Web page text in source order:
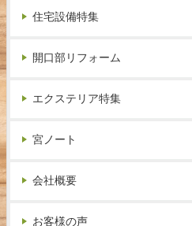
住宅設備特集
開口部リフォーム
エクステリア特集
宮ノート
会社概要
お客様の声